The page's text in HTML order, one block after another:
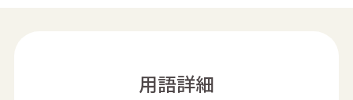
用語詳細